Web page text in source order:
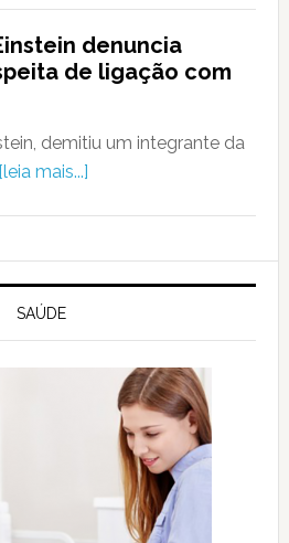
denuncia
de ligação com
demitiu um integrante da
[leia mais...]
SAÚDE